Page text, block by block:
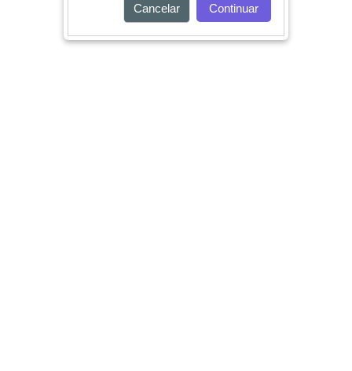
Cancelar Continuar